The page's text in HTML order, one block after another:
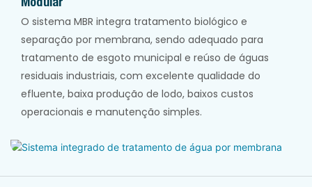
O sistema MBR integra tratamento biológico e
separação por membrana, sendo adequado para
tratamento de esgoto municipal e reúso de águas
residuais industriais, com excelente qualidade do
efluente, baixa produção de lodo, baixos custos
operacionais e manutenção simples.